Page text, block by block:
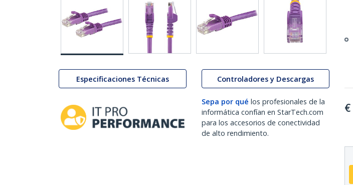
Especificaciones Técnicas Controladores y Descargas
Sepa por qué los profesionales de la
informática confían en StarTech.com
para los accesorios de conectividad
de alto rendimiento.
€